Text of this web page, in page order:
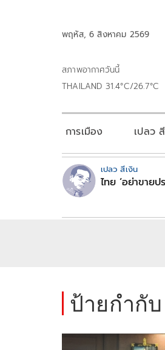
พฤหัส, 6 สิงหาคม 2569
สภาพอากาศวันนี้
THAILAND 31.4°C/26.7°C
การเมือง เปลว
เปลว สีเงิน
ไทย ‘อย่าขายปร
ป้ายกำกับ